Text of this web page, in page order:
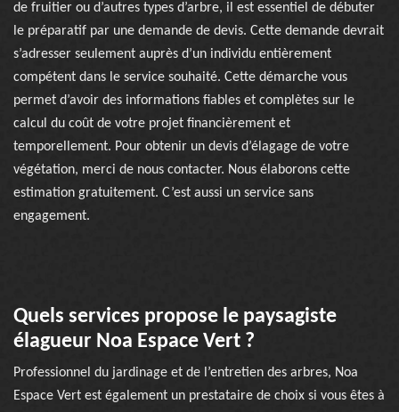
de fruitier ou d’autres types d’arbre, il est essentiel de débuter
le préparatif par une demande de devis. Cette demande devrait
s’adresser seulement auprès d’un individu entièrement
compétent dans le service souhaité. Cette démarche vous
permet d’avoir des informations fiables et complètes sur le
calcul du coût de votre projet financièrement et
temporellement. Pour obtenir un devis d’élagage de votre
végétation, merci de nous contacter. Nous élaborons cette
estimation gratuitement. C’est aussi un service sans
engagement.
Quels services propose le paysagiste
élagueur Noa Espace Vert ?
Professionnel du jardinage et de l’entretien des arbres, Noa
Espace Vert est également un prestataire de choix si vous êtes à